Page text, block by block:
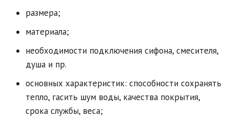
размера;
материала;
необходимости подключения сифона, смесителя,
душа и пр.
основных характеристик: способности сохранять
тепло, гасить шум воды, качества покрытия,
срока службы, веса;